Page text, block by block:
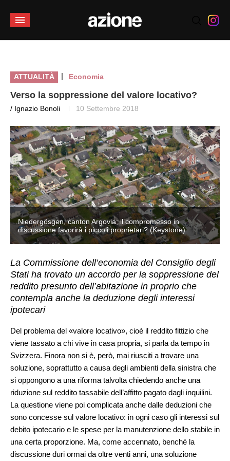
ATTUALITÀ | Economia
Verso la soppressione del valore locativo?
/ Ignazio Bonoli 10 Settembre 2018
Niedergösgen, canton Argovia; il compromesso in
discussione favorirà i piccoli proprietari? (Keystone)
La Commissione dell’economia del Consiglio degli
Stati ha trovato un accordo per la soppressione del
reddito presunto dell’abitazione in proprio che
contempla anche la deduzione degli interessi
ipotecari
Del problema del «valore locativo», cioè il reddito fittizio che
viene tassato a chi vive in casa propria, si parla da tempo in
Svizzera. Finora non si è, però, mai riusciti a trovare una
soluzione, soprattutto a causa degli ambienti della sinistra che
si oppongono a una riforma talvolta chiedendo anche una
riduzione sul reddito tassabile dell’affitto pagato dagli inquilini.
La questione viene poi complicata anche dalle deduzioni che
sono concesse sul valore locativo: in ogni caso gli interessi sul
debito ipotecario e le spese per la manutenzione dello stabile in
una certa proporzione. Ma, come accennato, benché la
discussione duri ormai da oltre venti anni, una soluzione